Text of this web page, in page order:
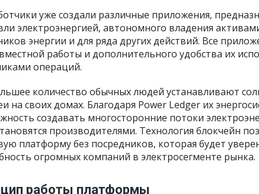
уже создали различные приложения,
электроэнергией, автономного владения
энергии и для ряда других действий. Все
работы и дополнительного удобства их
операций.
количество обычных людей устанавливают
на своих домах. Благодаря Power Ledger их
создавать многосторонние потоки
производителями. Технология блокчейн
платформу без посредников, которая будет
огромных компаний в электросегменте рынка.
работы платформы